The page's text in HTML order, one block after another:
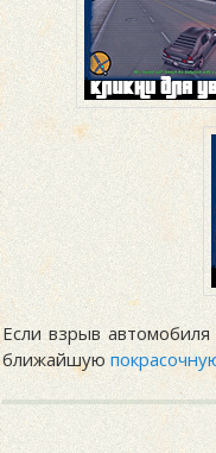
Если взрыв
ближайшую